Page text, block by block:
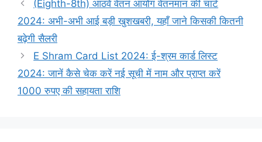
(Eighth-8th) आठवें वेतन आयोग वेतनमान की चार्ट
2024: अभी-अभी आई बड़ी खुशखबरी, यहाँ जाने किसकी कितनी
बढ़ेगी सैलरी
E Shram Card List 2024: ई-श्रम कार्ड लिस्ट
2024: जानें कैसे चेक करें नई सूची में नाम और प्राप्त करें
1000 रुपए की सहायता राशि